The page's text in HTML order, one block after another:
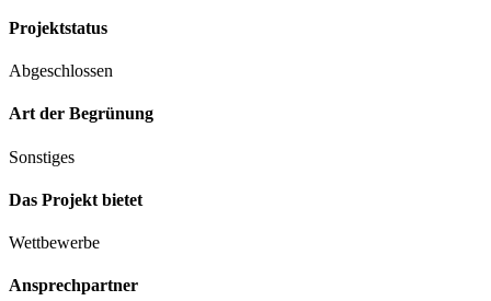
Projektstatus
Abgeschlossen
Art der Begrünung
Sonstiges
Das Projekt bietet
Wettbewerbe
Ansprechpartner